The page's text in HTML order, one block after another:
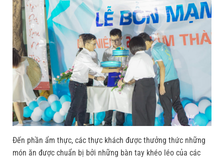
Đến phần ẩm thực, các thực khách được thưởng thức những
món ăn được chuẩn bị bởi những bàn tay khéo léo của các